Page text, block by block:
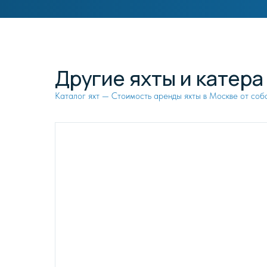
Другие яхты и катера
Каталог яхт — Стоимость аренды яхты в Москве от